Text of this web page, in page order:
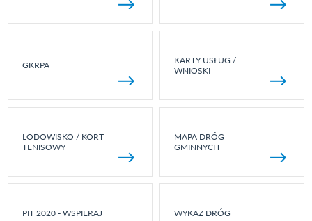
GKRPA
KARTY USŁUG /
WNIOSKI
LODOWISKO / KORT
TENISOWY
MAPA DRÓG
GMINNYCH
PIT 2020 - WSPIERAJ
WYKAZ DRÓG